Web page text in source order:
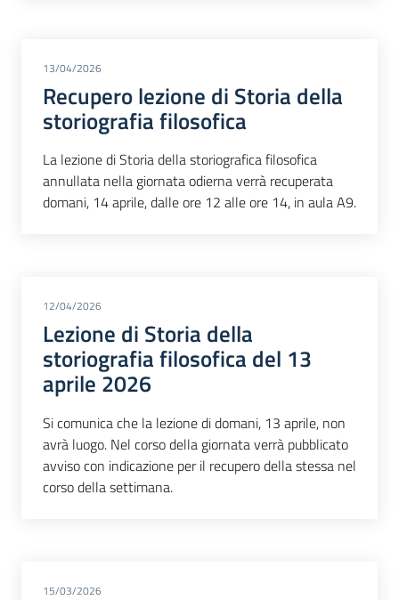
13/04/2026
Recupero lezione di Storia della
storiografia filosofica
La lezione di Storia della storiografica filosofica
annullata nella giornata odierna verrà recuperata
domani, 14 aprile, dalle ore 12 alle ore 14, in aula A9.
12/04/2026
Lezione di Storia della
storiografia filosofica del 13
aprile 2026
Si comunica che la lezione di domani, 13 aprile, non
avrà luogo. Nel corso della giornata verrà pubblicato
avviso con indicazione per il recupero della stessa nel
corso della settimana.
15/03/2026